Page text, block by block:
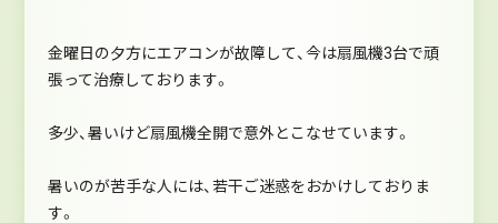
金曜日の夕方にエアコンが故障して、今は扇風機3台で頑
張って治療しております。
多少、暑いけど扇風機全開で意外とこなせています。
暑いのが苦手な人には、若干ご迷惑をおかけしておりま
す。